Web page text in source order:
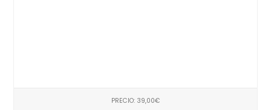
PRECIO: 39,00€